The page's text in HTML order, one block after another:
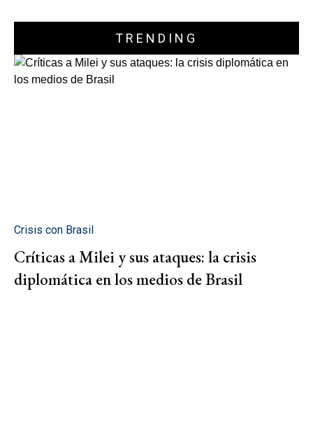
TRENDING
Crisis con Brasil
Críticas a Milei y sus ataques: la crisis
diplomática en los medios de Brasil